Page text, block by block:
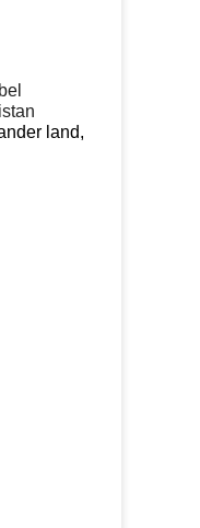
land,